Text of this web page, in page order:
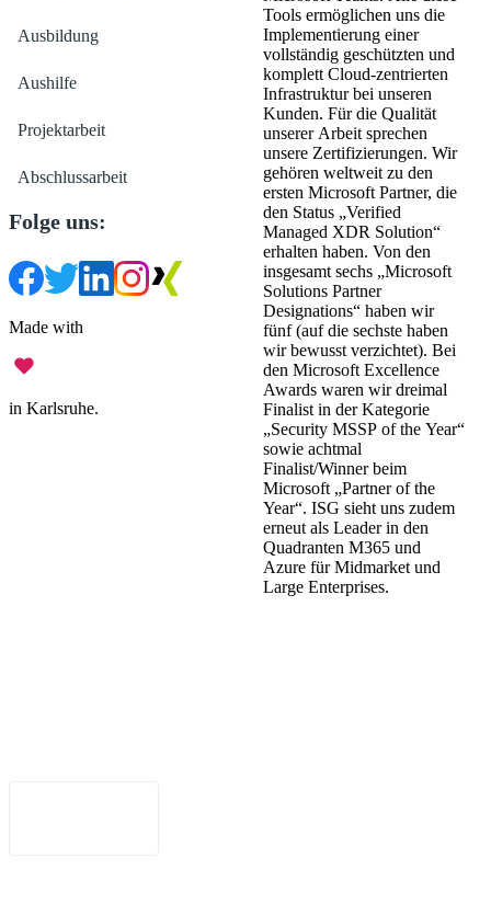
Tools ermöglichen uns die
Implementierung einer
vollständig geschützten und
komplett Cloud-zentrierten
Infrastruktur bei unseren
Kunden. Für die Qualität
unserer Arbeit sprechen
unsere Zertifizierungen. Wir
gehören weltweit zu den
ersten Microsoft Partner, die
den Status „Verified
Managed XDR Solution“
erhalten haben. Von den
insgesamt sechs „Microsoft
Solutions Partner
Designations“ haben wir
fünf (auf die sechste haben
wir bewusst verzichtet). Bei
den Microsoft Excellence
Awards waren wir dreimal
Finalist in der Kategorie
„Security MSSP of the Year“
sowie achtmal
Finalist/Winner beim
Microsoft „Partner of the
Year“. ISG sieht uns zudem
erneut als Leader in den
Quadranten M365 und
Azure für Midmarket und
Large Enterprises.
Ausbildung
Aushilfe
Projektarbeit
Abschlussarbeit
Folge uns:
Made with
in Karlsruhe.